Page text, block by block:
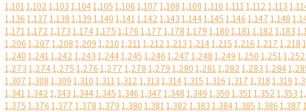
1,1011,1021,1031,1041,1051,1061,1071,1081,1091,1101,1111,1121,113
1,1361,1371,1381,1391,1401,1411,1421,1431,1441,1451,1461,1471,148
1,1711,1721,1731,1741,1751,1761,1771,1781,1791,1801,1811,1821,183
1,2061,2071,2081,2091,2101,2111,2121,2131,2141,2151,2161,2171,218
1,2401,2411,2421,2431,2441,2451,2461,2471,2481,2491,2501,2511,252
1,2731,2741,2751,2761,2771,2781,2791,2801,2811,2821,2831,284
1,3071,3081,3091,3101,3111,3121,3131,3141,3151,3161,3171,3181,319
1,3411,3421,3431,3441,3451,3461,3471,3481,3491,3501,3511,3521,353
1,3751,3761,3771,3781,3791,3801,3811,3821,3831,3841,3851,3861,387